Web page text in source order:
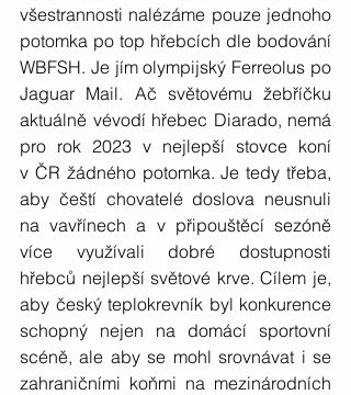
všestrannosti nalézáme pouze jednoho
potomka po top hřebcích dle bodování
WBFSH. Je jím olympijský Ferreolus po
Jaguar Mail. Ač světovému žebříčku
aktuálně vévodí hřebec Diarado, nemá
pro rok 2023 v nejlepší stovce koní
v ČR žádného potomka. Je tedy třeba,
aby čeští chovatelé doslova neusnuli
na vavřínech a v připouštěcí sezóně
více využívali dobré dostupnosti
hřebců nejlepší světové krve. Cílem je,
aby český teplokrevník byl konkurence
schopný nejen na domácí sportovní
scéně, ale aby se mohl srovnávat i se
zahraničními koňmi na mezinárodních